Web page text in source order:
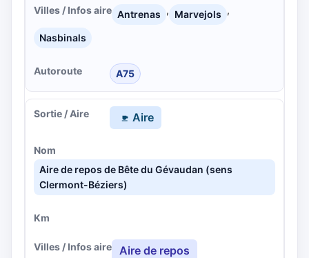
Antrenas , Marvejols ,
Nasbinals
A75
Aire
Aire de repos de Bête du Gévaudan (sens
Clermont-Béziers)
Aire de repos